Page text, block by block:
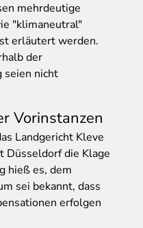
mehrdeutige
"klimaneutral"
erläutert werden.
der
seien nicht
Vorinstanzen
Landgericht Kleve
Düsseldorf die Klage
hieß es, dem
sei bekannt, dass
erfolgen